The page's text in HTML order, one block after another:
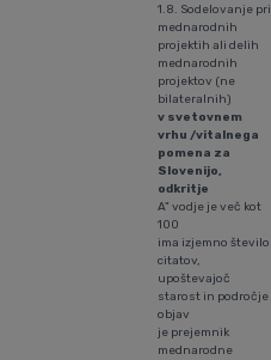
1.8. Sodelovanje pri
med­na­rod­nih
projektih ali delih
med­na­rod­nih
projektov (ne
bilateralnih)
v svetovnem
vrhu /vitalnega
pomena za
Slovenijo,
odkritje
A" vodje je več kot
100
ima izjemno število
citatov,
upoštevajoč
starost in področje
objav
je prejemnik
mednarodne